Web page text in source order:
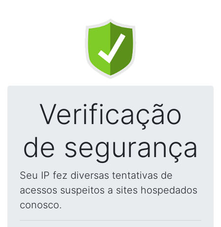
Verificação
de segurança
Seu IP fez diversas tentativas de
acessos suspeitos a sites hospedados
conosco.